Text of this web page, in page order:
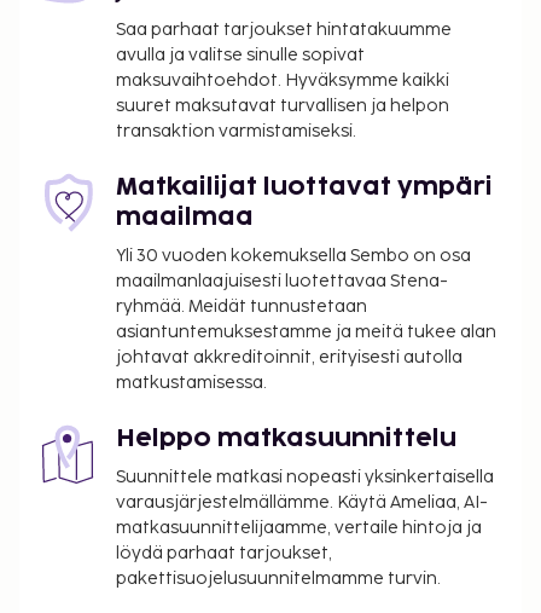
Käytössäsi on express-uloskirjautuminen, ilmaiset
sanomalehdet aulassa ja ympäri vuorokauden auki
oleva vastaanotto. Palveluihin kuuluu ilmainen
pysäköinti. Hyödynnä terassi sekä ilmainen
palvelee asiakkaita tai voit hyödyntää hotellin
kahvilan tai huonepalvelun (rajoitettuina aikoina)
drinkki baarissa. Maksullinen buffetaamiainen
majoituspaikan virallisen tähtiluokituksen on
myöntänyt Ranskan turismin kehitysjärjestö ATOUT.
Majoituspaikka on suljettu 1. 11ta – 11. 4ta.
Majoituspaikka veloittaa seuraavat paikan päällä
suoritettavat maksut. Maksuihin saattaa sisältyä
sovellettavat verot:
Kaupungin perimä vero: 1.50 EUR per henkilö
per yö. Tätä veroa ei peritä alle 18 vuotta
vanhoilta lapsilta.
Saa parhaat tarjoukset hintatakuumme
avulla ja valitse sinulle sopivat
maksuvaihtoehdot. Hyväksymme kaikki
suuret maksutavat turvallisen ja helpon
transaktion varmistamiseksi.
Matkailijat luottavat ympäri
maailmaa
Yli 30 vuoden kokemuksella Sembo on osa
maailmanlaajuisesti luotettavaa Stena-
ryhmää. Meidät tunnustetaan
asiantuntemuksestamme ja meitä tukee alan
johtavat akkreditoinnit, erityisesti autolla
matkustamisessa.
Helppo matkasuunnittelu
Suunnittele matkasi nopeasti yksinkertaisella
varausjärjestelmällämme. Käytä Ameliaa, AI-
matkasuunnittelijaamme, vertaile hintoja ja
löydä parhaat tarjoukset,
pakettisuojelusuunnitelmamme turvin.